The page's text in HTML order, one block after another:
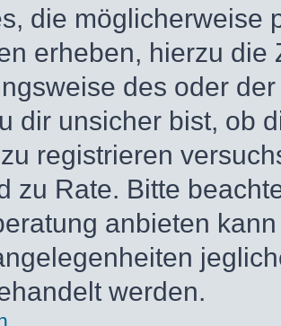
die möglicherweise
erheben, hierzu die
des oder
dir unsicher bist, ob
registrieren
zu Rate. Bitte
anbieten
werden.